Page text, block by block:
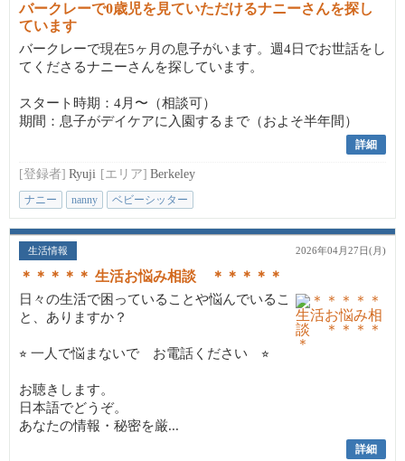
バークレーで0歳児を見ていただけるナニーさんを探し
ています
バークレーで現在5ヶ月の息子がいます。週4日でお世話をし
てくださるナニーさんを探しています。
スタート時期：4月〜（相談可）
期間：息子がデイケアに入園するまで（およそ半年間）
詳細
[登録者] Ryuji [エリア] Berkeley
ナニー nanny ベビーシッター
生活情報 2026年04月27日(月)
＊＊＊＊＊ 生活お悩み相談 ＊＊＊＊＊
日々の生活で困っていることや悩んでいるこ
と、ありますか？
⭐︎ 一人で悩まないで お電話ください ⭐︎
お聴きします。
日本語でどうぞ。
あなたの情報・秘密を厳...
詳細